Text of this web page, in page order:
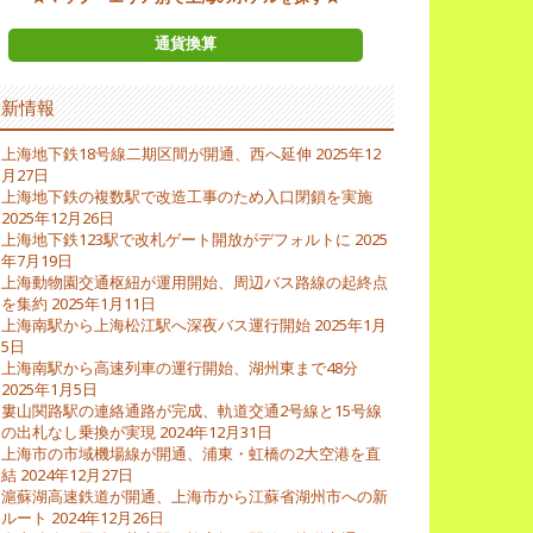
通貨換算
情報
上海地下鉄18号線二期区間が開通、西へ延伸 2025年12
月27日
上海地下鉄の複数駅で改造工事のため入口閉鎖を実施
2025年12月26日
上海地下鉄123駅で改札ゲート開放がデフォルトに 2025
年7月19日
上海動物園交通枢紐が運用開始、周辺バス路線の起終点
を集約 2025年1月11日
上海南駅から上海松江駅へ深夜バス運行開始 2025年1月
5日
上海南駅から高速列車の運行開始、湖州東まで48分
2025年1月5日
婁山関路駅の連絡通路が完成、軌道交通2号線と15号線
の出札なし乗換が実現 2024年12月31日
上海市の市域機場線が開通、浦東・虹橋の2大空港を直
結 2024年12月27日
滬蘇湖高速鉄道が開通、上海市から江蘇省湖州市への新
ルート 2024年12月26日